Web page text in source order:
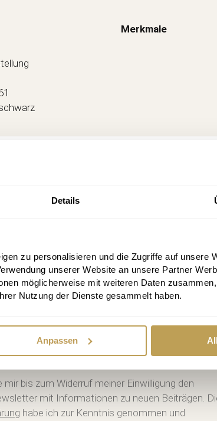
Details
zu personalisieren und die Zugriffe auf unsere
unserer Website an unsere Partner
möglicherweise mit weiteren Daten
Nutzung der Dienste gesammelt haben.
Anpassen
Merkmale
und keine Aktion
2 Wochen, jederzeit abbestellbar
mir bis zum Widerruf meiner Einwilligung den
mit Informationen zu neuen Beiträgen.
habe ich zur Kenntnis genommen und